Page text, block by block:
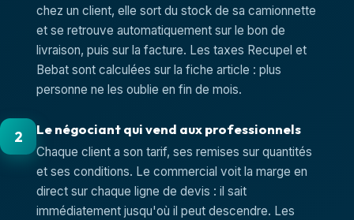
chez un client, elle sort du stock de sa camionnette
et se retrouve automatiquement sur le bon de
livraison, puis sur la facture. Les taxes Recupel et
Bebat sont calculées sur la fiche article : plus
personne ne les oublie en fin de mois.
2 Le négociant qui vend aux professionnels
Chaque client a son tarif, ses remises sur quantités
et ses conditions. Le commercial voit la marge en
direct sur chaque ligne de devis : il sait
immédiatement jusqu'où il peut descendre. Les